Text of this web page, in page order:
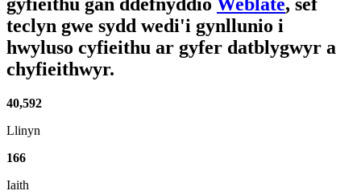
teclyn gwe sydd wedi'i gynllunio i
hwyluso cyfieithu ar gyfer datblygwyr a
chyfieithwyr.
40,592
Llinyn
166
Iaith